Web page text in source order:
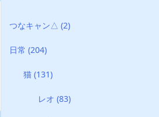
つなキャン△ (2)
日常 (204)
猫(131)
レオ (83)